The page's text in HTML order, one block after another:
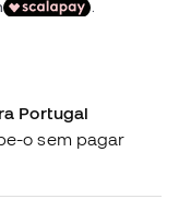
Portugal
o sem pagar